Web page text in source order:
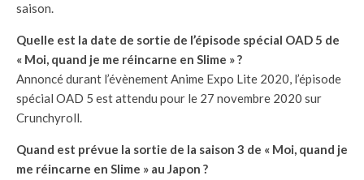
saison.
Quelle est la date de sortie de l’épisode spécial OAD 5 de
« Moi, quand je me réincarne en Slime » ?
Annoncé durant l’évènement Anime Expo Lite 2020, l’épisode
spécial OAD 5 est attendu pour le 27 novembre 2020 sur
Crunchyroll.
Quand est prévue la sortie de la saison 3 de « Moi, quand je
me réincarne en Slime » au Japon ?